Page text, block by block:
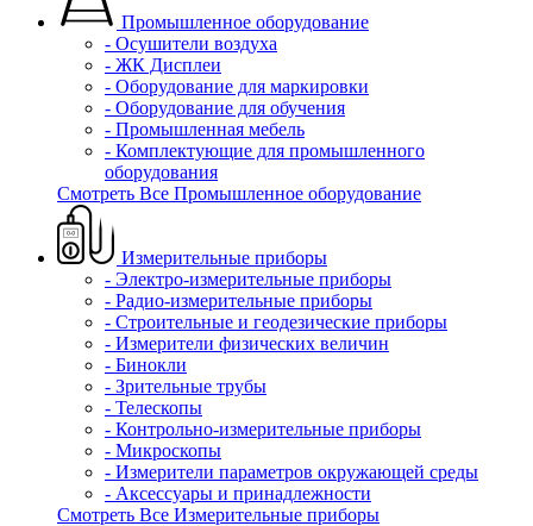
Промышленное оборудование
- Осушители воздуха
- ЖК Дисплеи
- Оборудование для маркировки
- Оборудование для обучения
- Промышленная мебель
- Комплектующие для промышленного
оборудования
Смотреть Все Промышленное оборудование
Измерительные приборы
- Электро-измерительные приборы
- Радио-измерительные приборы
- Строительные и геодезические приборы
- Измерители физических величин
- Бинокли
- Зрительные трубы
- Телескопы
- Контрольно-измерительные приборы
- Микроскопы
- Измерители параметров окружающей среды
- Аксессуары и принадлежности
Смотреть Все Измерительные приборы